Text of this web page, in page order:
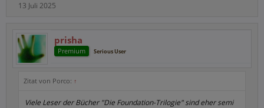
13 Juli 2025
prisha
Premium Serious User
Zitat von Porco: ↑
Viele Leser der Bücher "Die Foundation-Trilogie" sind eher semi